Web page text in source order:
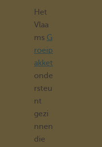
Het
Vlaa
ms G
roeip
akket
onde
rsteu
nt
gezi
nnen
die